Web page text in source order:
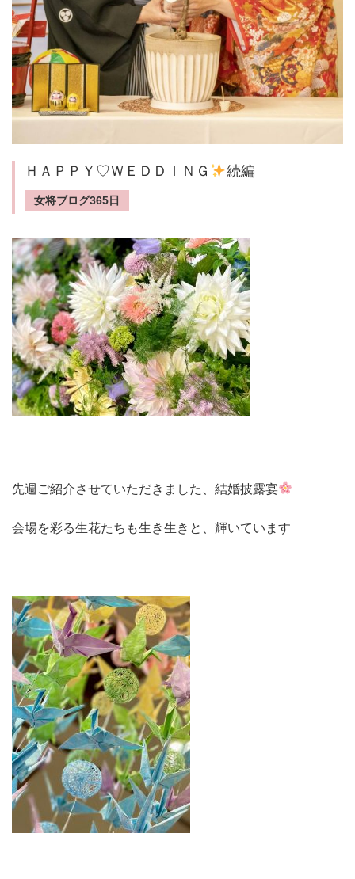
ＨＡＰＰＹ♡ＷＥＤＤＩＮＧ 続編
女将ブログ365日
先週ご紹介させていただきました、結婚披露宴
会場を彩る生花たちも生き生きと、輝いています